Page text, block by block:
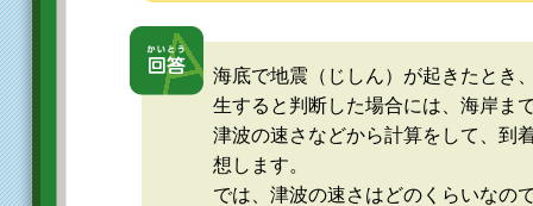
海底で地震（じしん）が起きたとき
生すると判断した場合には、海岸ま
津波の速さなどから計算をして、到
想します。
では、津波の速さはどのくらいなの